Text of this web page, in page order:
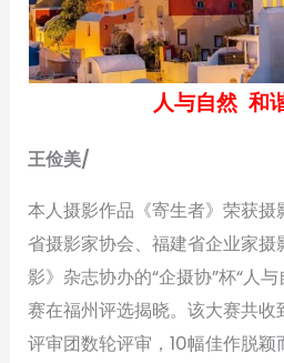
人与自然 和
王俭美/
本人摄影作品《寄生者》荣获
省摄影家协会、福建省企业家
影》杂志协办的“企摄协”杯“人
赛在福州评选揭晓。该大赛共
评审团数轮评审，10幅佳作脱颖